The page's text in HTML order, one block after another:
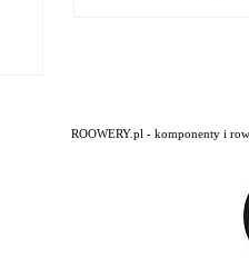
ROOWERY.pl - komponenty i